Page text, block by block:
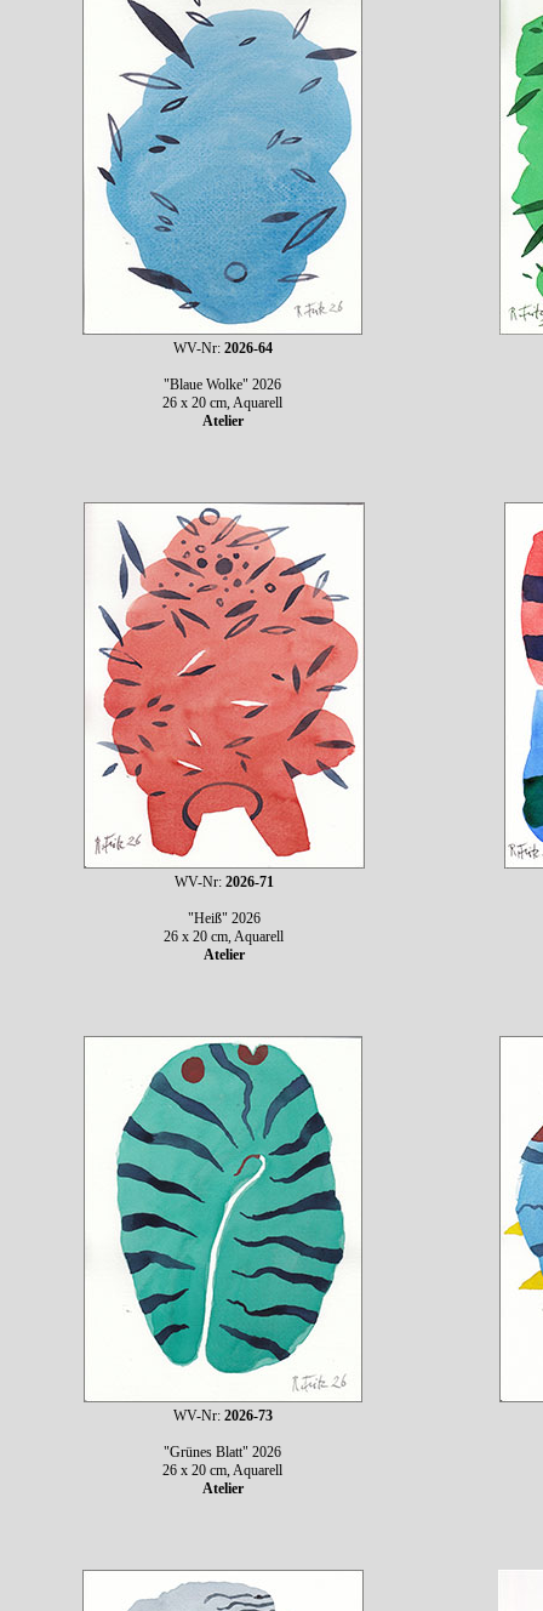
WV-Nr: 2026-64
"Blaue Wolke" 2026
26 x 20 cm, Aquarell
Atelier
WV-Nr: 2026-71
"Heiß" 2026
26 x 20 cm, Aquarell
Atelier
WV-Nr: 2026-73
"Grünes Blatt" 2026
26 x 20 cm, Aquarell
Atelier